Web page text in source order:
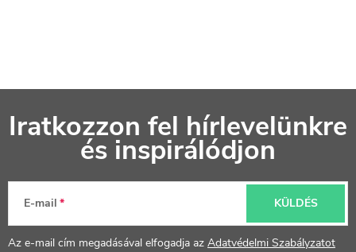
á
é
Iratkozzon fel hírlevelünkre
és inspirálódjon
E-mail
Az e-mail cím megadásával elfogadja az Adatvédelmi Szabályzatot
KÜLDÉS